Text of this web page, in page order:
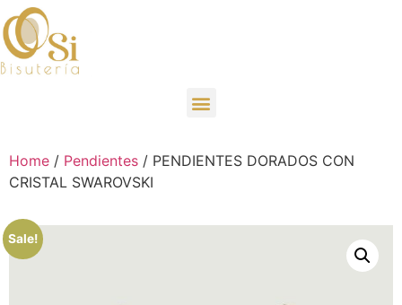
Home / Pendientes / PENDIENTES DORADOS CON
CRISTAL SWAROVSKI
Sale!